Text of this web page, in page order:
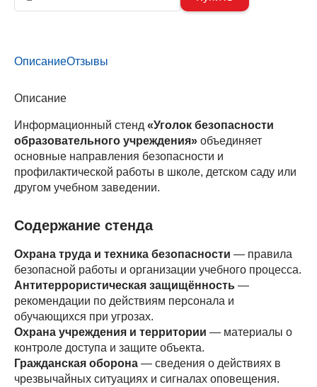
ОписаниеОтзывы
Описание
Информационный стенд «Уголок безопасности
образовательного учреждения» объединяет
основные направления безопасности и
профилактической работы в школе, детском саду или
другом учебном заведении.
Содержание стенда
Охрана труда и техника безопасности — правила
безопасной работы и организации учебного процесса.
Антитеррористическая защищённость —
рекомендации по действиям персонала и
обучающихся при угрозах.
Охрана учреждения и территории — материалы о
контроле доступа и защите объекта.
Гражданская оборона — сведения о действиях в
чрезвычайных ситуациях и сигналах оповещения.